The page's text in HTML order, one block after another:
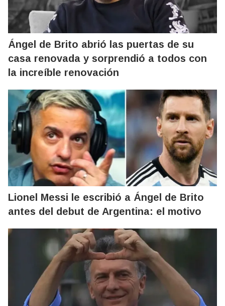
Ángel de Brito abrió las puertas de su
casa renovada y sorprendió a todos con
la increíble renovación
Lionel Messi le escribió a Ángel de Brito
antes del debut de Argentina: el motivo